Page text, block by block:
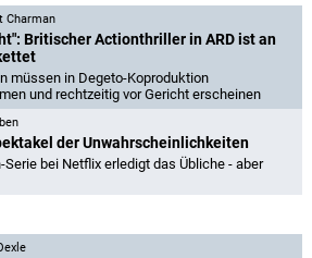
Charman
Britischer Actionthriller in ARD ist an
müssen in Degeto-Koproduktion
und rechtzeitig vor Gericht erscheinen
der Unwahrscheinlichkeiten
bei Netflix erledigt das Übliche - aber